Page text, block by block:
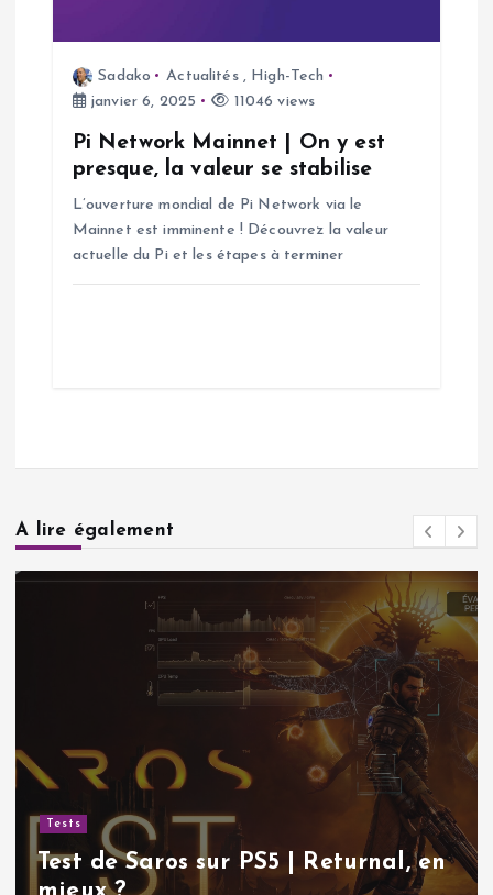
Sadako Actualités, High-Tech
janvier 6, 2025
11046 views
Pi Network Mainnet | On y est
presque, la valeur se stabilise
L’ouverture mondial de Pi Network via le
Mainnet est imminente ! Découvrez la valeur
actuelle du Pi et les étapes à terminer
A lire également
Tests
Test de Saros sur PS5 | Returnal, en